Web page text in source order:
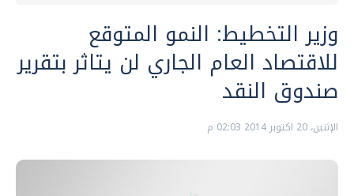
وزير التخطيط: النمو المتوقع
للاقتصاد العام الجاري لن يتاثر بتقرير
صندوق النقد
الإثنين، 20 اكتوبر 2014 02:03 م